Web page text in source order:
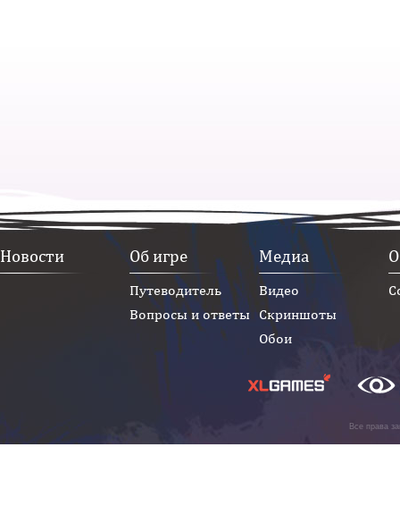
Новости Об игре
Путеводитель
Вопросы и ответы
Медиа
Видео
Скриншоты
Обои
Все права